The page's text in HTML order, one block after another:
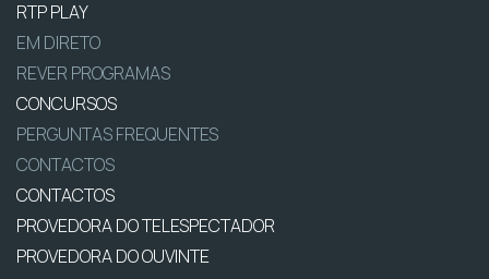
RTP PLAY
EM DIRETO
REVER PROGRAMAS
CONCURSOS
PERGUNTAS FREQUENTES
CONTACTOS
CONTACTOS
PROVEDORA DO TELESPECTADOR
PROVEDORA DO OUVINTE